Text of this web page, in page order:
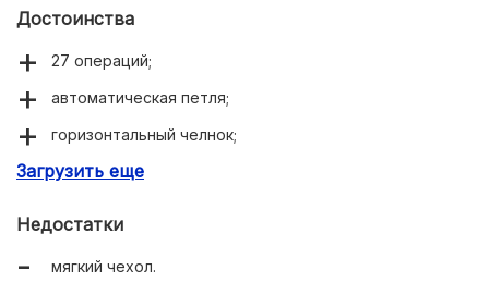
Достоинства
27 операций;
автоматическая петля;
горизонтальный челнок;
яркая подсветка;
Загрузить еще
Недостатки
мягкий чехол.